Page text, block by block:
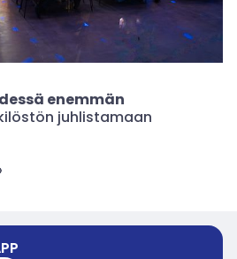
enemmän
juhlistamaan